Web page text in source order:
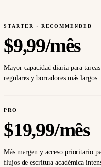
STARTER · RECOMMENDED
$9,99/mês
Mayor capacidad diaria para tareas
regulares y borradores más largos.
PRO
$19,99/mês
Más margen y acceso prioritario
flujos de escritura académica